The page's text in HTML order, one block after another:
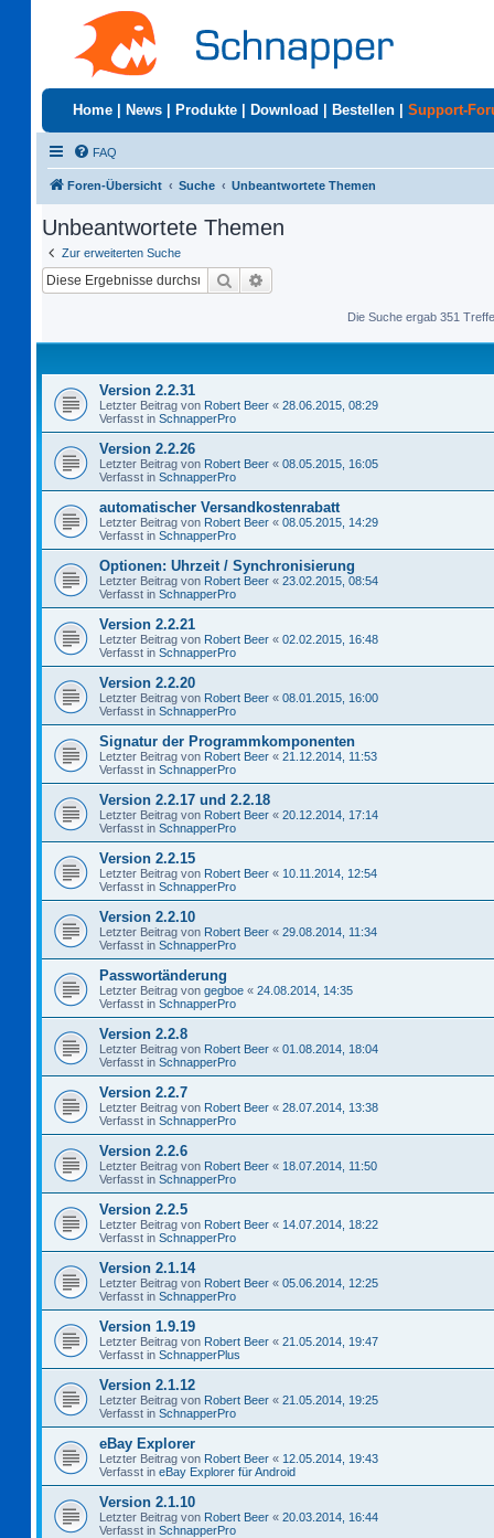
Home News Produkte Download Bestellen Support-
FAQ
Foren-Übersicht Suche Unbeantwortete Themen
Unbeantwortete Themen
Zur erweiterten Suche
Suche
Die Suche ergab 351
Version 2.2.31
Letzter Beitrag von Robert Beer « 28.06.2015, 08:29
Verfasst in SchnapperPro
Version 2.2.26
Letzter Beitrag von Robert Beer « 08.05.2015, 16:05
Verfasst in SchnapperPro
automatischer Versandkostenrabatt
Letzter Beitrag von Robert Beer « 08.05.2015, 14:29
Verfasst in SchnapperPro
Optionen: Uhrzeit / Synchronisierung
Letzter Beitrag von Robert Beer « 23.02.2015, 08:54
Verfasst in SchnapperPro
Version 2.2.21
Letzter Beitrag von Robert Beer « 02.02.2015, 16:48
Verfasst in SchnapperPro
Version 2.2.20
Letzter Beitrag von Robert Beer « 08.01.2015, 16:00
Verfasst in SchnapperPro
Signatur der Programmkomponenten
Letzter Beitrag von Robert Beer « 21.12.2014, 11:53
Verfasst in SchnapperPro
Version 2.2.17 und 2.2.18
Letzter Beitrag von Robert Beer « 20.12.2014, 17:14
Verfasst in SchnapperPro
Version 2.2.15
Letzter Beitrag von Robert Beer « 10.11.2014, 12:54
Verfasst in SchnapperPro
Version 2.2.10
Letzter Beitrag von Robert Beer « 29.08.2014, 11:34
Verfasst in SchnapperPro
Passwortänderung
Letzter Beitrag von gegboe « 24.08.2014, 14:35
Verfasst in SchnapperPro
Version 2.2.8
Letzter Beitrag von Robert Beer « 01.08.2014, 18:04
Verfasst in SchnapperPro
Version 2.2.7
Letzter Beitrag von Robert Beer « 28.07.2014, 13:38
Verfasst in SchnapperPro
Version 2.2.6
Letzter Beitrag von Robert Beer « 18.07.2014, 11:50
Verfasst in SchnapperPro
Version 2.2.5
Letzter Beitrag von Robert Beer « 14.07.2014, 18:22
Verfasst in SchnapperPro
Version 2.1.14
Letzter Beitrag von Robert Beer « 05.06.2014, 12:25
Verfasst in SchnapperPro
Version 1.9.19
Letzter Beitrag von Robert Beer « 21.05.2014, 19:47
Verfasst in SchnapperPlus
Version 2.1.12
Letzter Beitrag von Robert Beer « 21.05.2014, 19:25
Verfasst in SchnapperPro
eBay Explorer
Letzter Beitrag von Robert Beer « 12.05.2014, 19:43
Verfasst in eBay Explorer für Android
Version 2.1.10
Letzter Beitrag von Robert Beer « 20.03.2014, 16:44
Verfasst in SchnapperPro